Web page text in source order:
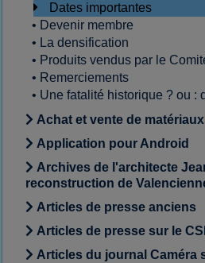
Dates importantes
• Devenir membre
• La densification
• Produits vendus par le
• Remerciements
• Une fatalité historique ? ou :
Achat et vente de
Application pour Android
Archives de l'architecte
reconstruction de
Articles de presse anciens
Articles de presse sur le
Articles du journal Caméra